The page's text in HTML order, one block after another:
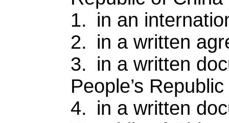
1. in an
2. in a written
3. in a written
People’s
4. in a written